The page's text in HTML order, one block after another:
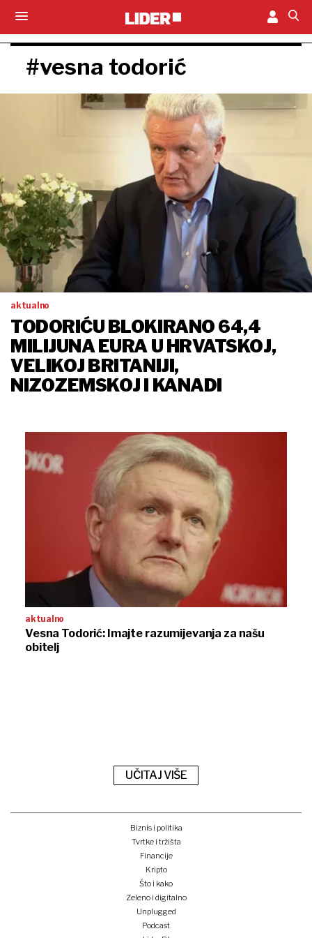
#vesna todorić
aktualno
TODORIĆU BLOKIRANO 64,4
MILIJUNA EURA U HRVATSKOJ,
VELIKOJ BRITANIJI,
NIZOZEMSKOJ I KANADI
aktualno
Vesna Todorić: Imajte razumijevanja za našu
obitelj
UČITAJ VIŠE
Biznis i politika
Tvrtke i tržišta
Financije
Kripto
Što i kako
Zeleno i digitalno
Unplugged
Podcast